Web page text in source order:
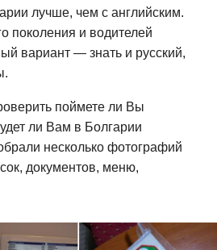
лучше, чем с английским.
поколения и водителей
вариант — знать и русский,
поймете ли Вы
ли Вам в Болгарии
несколько фотографий
документов, меню,